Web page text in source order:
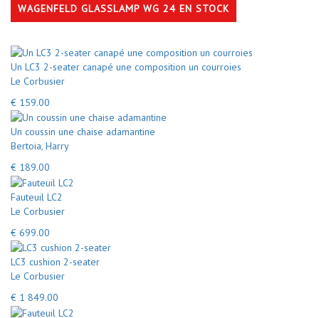
WAGENFELD GLASSLAMP WG 24 EN STOCK
Un LC3 2-seater canapé une composition un courroies
Le Corbusier
€ 159.00
Un coussin une chaise adamantine
Bertoia, Harry
€ 189.00
Fauteuil LC2
Le Corbusier
€ 699.00
LC3 cushion 2-seater
Le Corbusier
€ 1 849.00